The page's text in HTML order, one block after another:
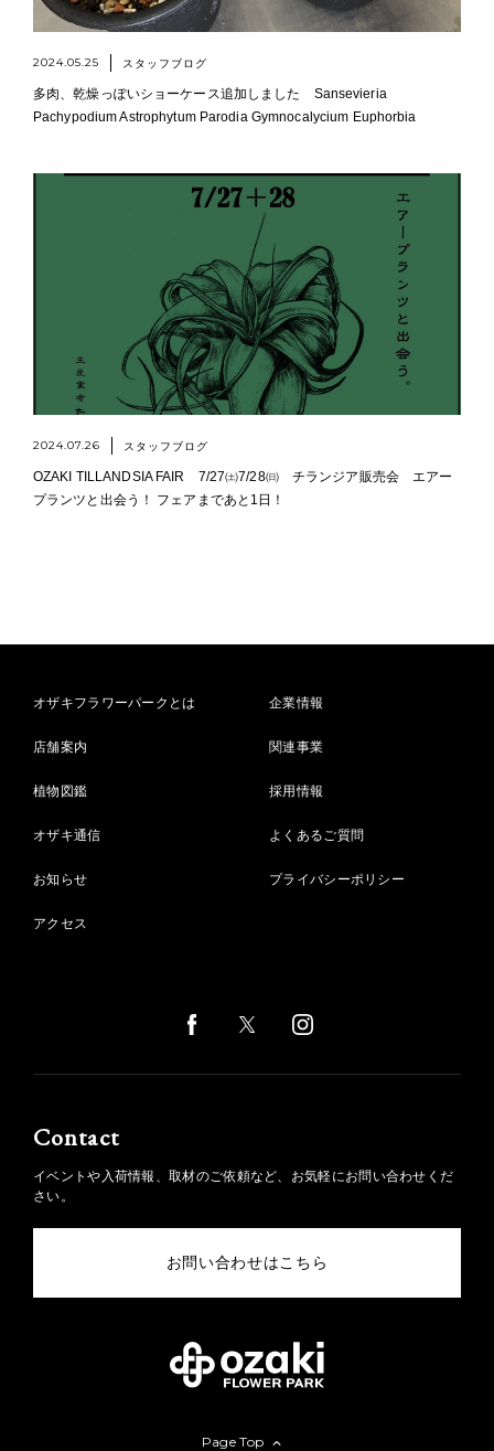
2024.05.25 スタッフブログ
多肉、乾燥っぽいショーケース追加しました Sansevieria
Pachypodium Astrophytum Parodia Gymnocalycium Euphorbia
2024.07.26 スタッフブログ
OZAKI TILLANDSIA FAIR 7/27㈯7/28㈰ チランジア販売会 エアー
プランツと出会う！ フェアまであと1日！
オザキフラワーパークとは
店舗案内
植物図鑑
オザキ通信
お知らせ
アクセス
企業情報
関連事業
採用情報
よくあるご質問
プライバシーポリシー
Contact
イベントや入荷情報、取材のご依頼など、お気軽にお問い合わせくだ
さい。
お問い合わせはこちら
Page Top